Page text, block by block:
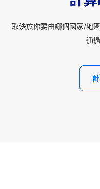
取決於你要由哪個國家/地
通